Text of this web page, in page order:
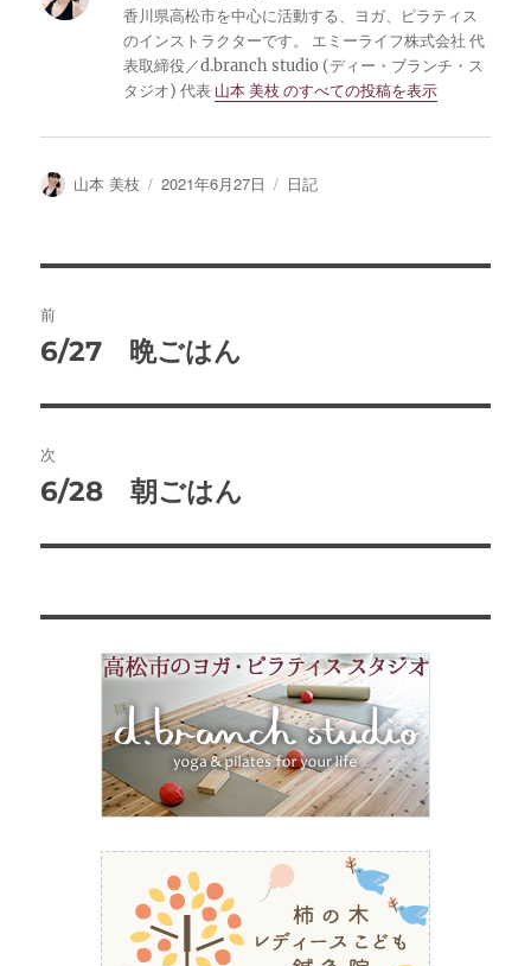
香川県高松市を中心に活動する、ヨガ、ピラティス
のインストラクターです。 エミーライフ株式会社 代
表取締役／d.branch studio (ディー・ブランチ・ス
タジオ) 代表 山本 美枝 のすべての投稿を表示
投
山本 美枝
投
2021年6月27日
カ
リ
日記
稿
ビ
ゲ
ー
前
前
投
稿:
6/27 晩ごはん
次
次
投
6/28 朝ごはん